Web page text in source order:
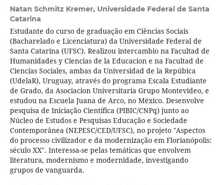
Natan Schmitz Kremer, Universidade Federal de Santa
Catarina
Estudante do curso de graduação em Ciências Sociais
(Bacharelado e Licenciatura) da Universidade Federal de
Santa Catarina (UFSC). Realizou intercambio na Facultad de
Humanidades y Ciencias de la Educacion e na Facultad de
Ciencias Sociales, ambas da Universidad de la Repúbica
(UdelaR), Uruguay, através do programa Escala Estudiante
de Grado, da Asociacion Universitaria Grupo Montevideo, e
estudou na Escuela Juana de Arco, no México. Desenvolve
pesquisa de Iniciação Científica (PIBIC/CNPq) junto ao
Núcleo de Estudos e Pesquisas Educação e Sociedade
Contemporânea (NEPESC/CED/UFSC), no projeto "Aspectos
do processo civilizador e da modernização em Florianópolis:
século XX". Interessa-se pelas temáticas que envolvem
literatura, modernismo e modernidade, investigando
grupos de vanguarda.